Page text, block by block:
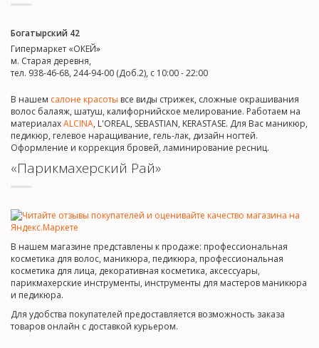
Богатырский 42
Гипермаркет «ОКЕЙ»
м. Старая деревня,
тел. 938-46-68, 244-94-00 (Доб.2), c 10:00 - 22:00
В нашем салоне красоты все виды стрижек, сложные окрашивания
волос балаяж, шатуш, калифорнийское мелирование. Работаем на
материалахALCINA, L'OREAL, SEBASTIAN, KERASTASE. Для Вас маникюр,
педикюр, гелевое наращивание, гель-лак, дизайн ногтей.
Оформление и коррекция бровей, ламинирование ресниц.
«Парикмахерский Рай»
В нашем магазине представлены к продаже: профессиональная
косметика для волос, маникюра, педикюра, профессиональная
косметика для лица, декоративная косметика, аксессуары,
парикмахерские инструменты, инструменты для мастеров маникюра
и педикюра.
Для удобства покупателей предоставляется возможность заказа
товаров онлайн с доставкой курьером.